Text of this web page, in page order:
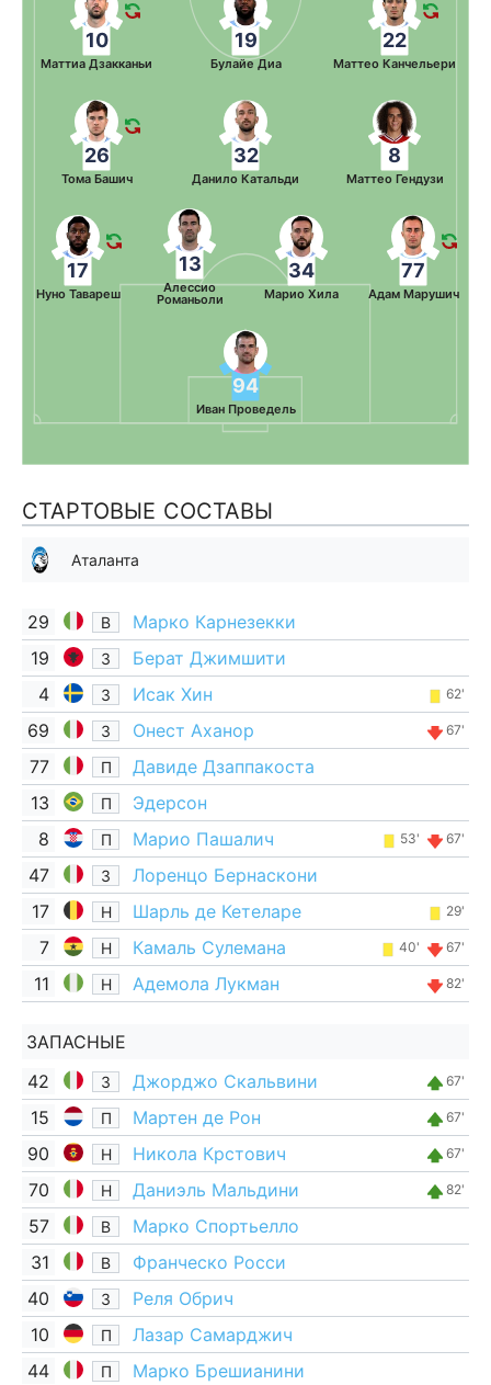
94
Иван Проведель
17
Нуно Тавареш
13
Алессио
Романьоли
34
Марио Хила
77
Адам Марушич
26
Тома Башич
32
Данило Катальди
8
Маттео Гендузи
10
Маттиа Дзакканьи
19
Булайе Диа
22
Маттео Канчельери
СТАРТОВЫЕ СОСТАВЫ
Аталанта
29 В
Марко Карнезекки
19
З
Берат Джимшити
4
З Исак Хин 62'
69 З Онест Аханор 67'
77 П
Давиде Дзаппакоста
13
П
Эдерсон
8
П Марио Пашалич 53' 67'
47 З
Лоренцо Бернаскони
17
Н Шарль де Кетеларе 29'
7 Н Камаль Сулемана 40' 67'
11 Н Адемола Лукман 82'
ЗАПАСНЫЕ
42
З Джорджо Скальвини 67'
15 П Мартен де Рон 67'
90 Н Никола Крстович 67'
70 Н Даниэль Мальдини 82'
57 В
Марко Спортьелло
31
В
Франческо Росси
40
З
Реля Обрич
10
П
Лазар Самарджич
44
П
Марко Брешианини